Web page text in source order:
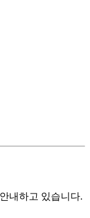
내하고 있습니다.